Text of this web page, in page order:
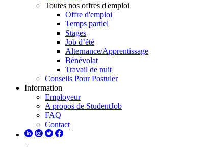
Toutes nos offres d'emploi
Offre d'emploi
Temps partiel
Stages
Job d’été
Alternance/Apprentissage
Bénévolat
Travail de nuit
Conseils Pour Postuler
Information
Employeur
A propos de StudentJob
FAQ
Contact